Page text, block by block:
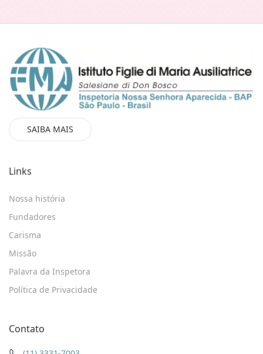
SAIBA MAIS
Links
Nossa história
Fundadores
Carisma
Missão
Palavra da Inspetora
Política de Privacidade
Contato